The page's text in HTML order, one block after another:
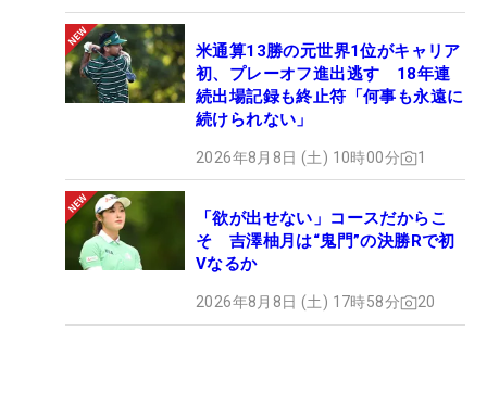
米通算13勝の元世界1位がキャリア
初、プレーオフ進出逃す 18年連
続出場記録も終止符「何事も永遠に
続けられない」
2026年8月8日 (土) 10時00分 1
「欲が出せない」コースだからこ
そ 吉澤柚月は“鬼門”の決勝Rで初
Vなるか
2026年8月8日 (土) 17時58分 20